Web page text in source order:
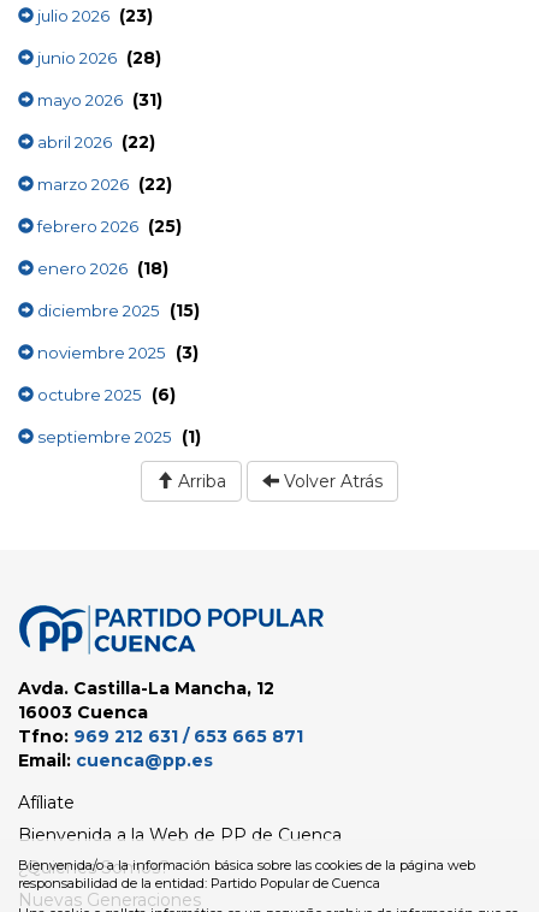
julio 2026 (23)
junio 2026 (28)
mayo 2026 (31)
abril 2026 (22)
marzo 2026 (22)
febrero 2026 (25)
enero 2026 (18)
diciembre 2025 (15)
noviembre 2025 (3)
octubre 2025 (6)
septiembre 2025 (1)
Arriba Volver Atrás
Avda. Castilla-La Mancha, 12
16003 Cuenca
Tfno: 969 212 631 / 653 665 871
Email: cuenca@pp.es
Afíliate
Bienvenida a la Web de PP de Cuenca
¿Quienes Somos?
Nuevas Generaciones
Bienvenida/o a la información básica sobre las cookies de la página web
responsabilidad de la entidad: Partido Popular de Cuenca